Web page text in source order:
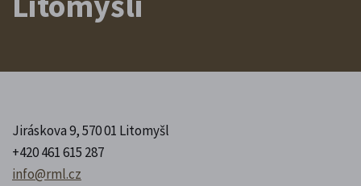
Jiráskova 9, 570 01 Litomyšl
+420 461 615 287
info@rml.cz